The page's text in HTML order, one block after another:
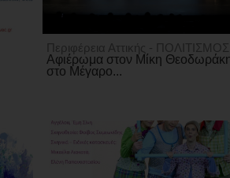
Περιφέρεια Αττικής - ΠΟΛΙΤΙΣΜΟΣ
Αφιέρωμα στον Μίκη
στο Μέγαρο...